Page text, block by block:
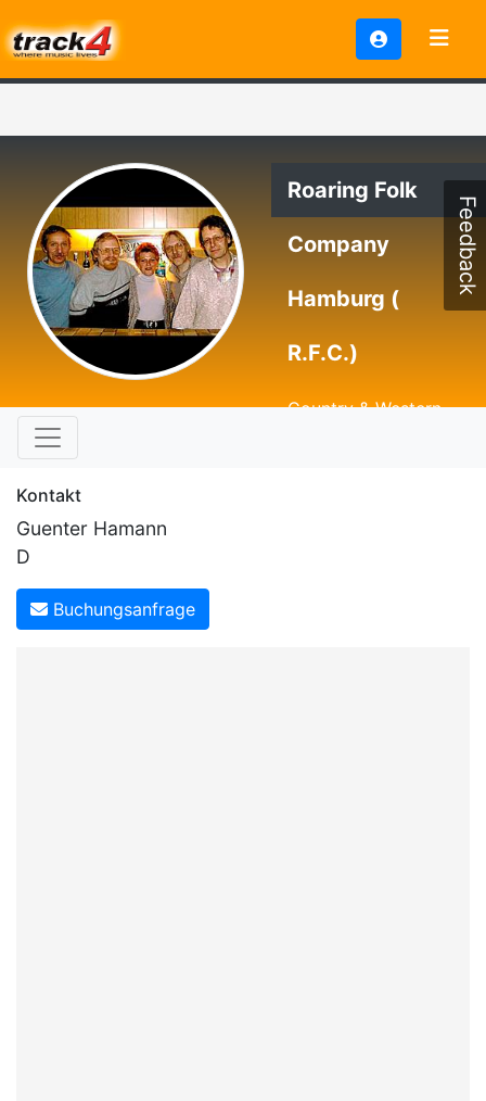
Roaring Folk
Company
Hamburg (
R.F.C.)
Country & Western
Kontakt
Guenter Hamann
D
Buchungsanfrage
Feedback